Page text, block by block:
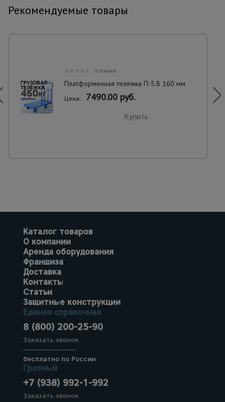
Рекомендуемые товары
0 отзывов
Платформенная тележка П-5.8 160 мм
Цена: 7490.00 руб.
Купить
Каталог товаров
О компании
Аренда оборудования
Франшиза
Доставка
Контакты
Статьи
Защитные конструкции
Единая справочная
8 (800) 200-25-90
Заказать звонок
бесплатно по России
Грозный
+7 (938) 992-1-992
Заказать звонок